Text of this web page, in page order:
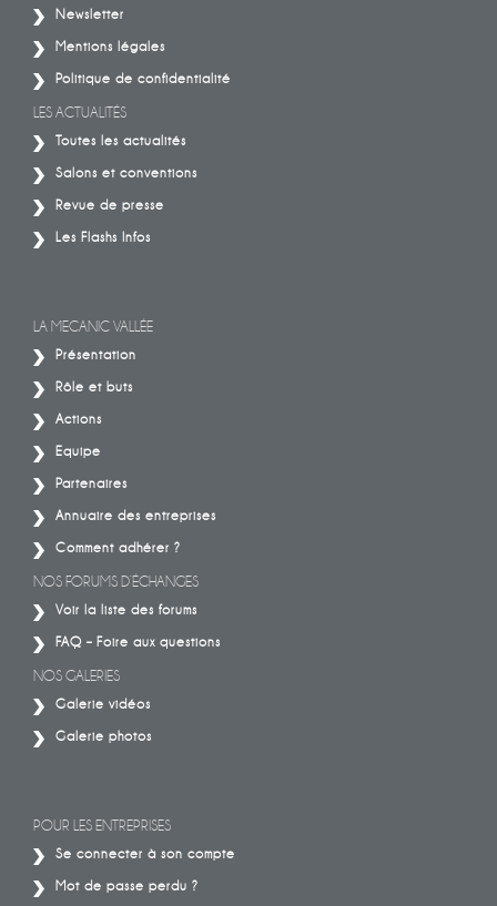
Newsletter
Mentions légales
Politique de confidentialité
LES ACTUALITÉS
Toutes les actualités
Salons et conventions
Revue de presse
Les Flashs Infos
LA MECANIC VALLÉE
Présentation
Rôle et buts
Actions
Equipe
Partenaires
Annuaire des entreprises
Comment adhérer ?
NOS FORUMS D’ÉCHANGES
Voir la liste des forums
FAQ – Foire aux questions
NOS GALERIES
Galerie vidéos
Galerie photos
POUR LES ENTREPRISES
Se connecter à son compte
Mot de passe perdu ?